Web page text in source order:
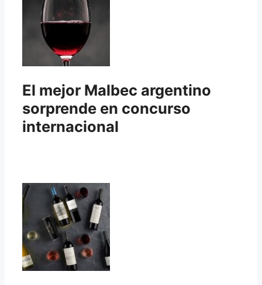
El mejor Malbec argentino
sorprende en concurso
internacional